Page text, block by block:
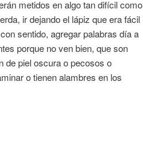
metidos en algo tan difícil como
ir dejando el lápiz que era fácil
sentido, agregar palabras día a
porque no ven bien, que son
de piel oscura o pecosos o
o tienen alambres en los